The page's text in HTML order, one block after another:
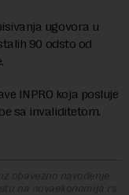
ugovora u
90 odsto od
INPRO koja posluje
sa invaliditetom.
obavezno navođenje
na novaekonomija.rs